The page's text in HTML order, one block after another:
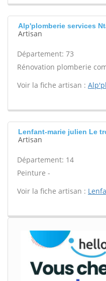
Alp'plomberie services
Artisan
Département: 73
Rénovation plomberie
Voir la fiche artisan :
Lenfant-marie julien Le
Artisan
Département: 14
Peinture -
Voir la fiche artisan :